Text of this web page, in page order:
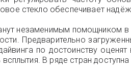
стекло обеспечивает
незаменимым помощником
Предварительно
по достоинству
В ряде стран